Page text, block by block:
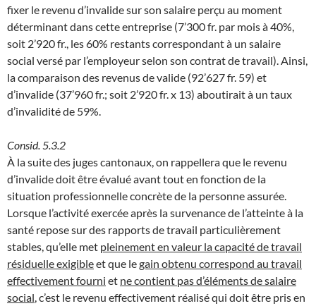
fixer le revenu d’invalide sur son salaire perçu au moment
déterminant dans cette entreprise (7’300 fr. par mois à 40%,
soit 2’920 fr., les 60% restants correspondant à un salaire
social versé par l’employeur selon son contrat de travail). Ainsi,
la comparaison des revenus de valide (92’627 fr. 59) et
d’invalide (37’960 fr.; soit 2’920 fr. x 13) aboutirait à un taux
d’invalidité de 59%.
Consid. 5.3.2
À la suite des juges cantonaux, on rappellera que le revenu
d’invalide doit être évalué avant tout en fonction de la
situation professionnelle concrète de la personne assurée.
Lorsque l’activité exercée après la survenance de l’atteinte à la
santé repose sur des rapports de travail particulièrement
stables, qu’elle met pleinement en valeur la capacité de travail
résiduelle exigibleet que legain obtenu correspond au travail
effectivement fourni et ne contient pas d’éléments de salaire
social , c’est le revenu effectivement réalisé qui doit être pris en